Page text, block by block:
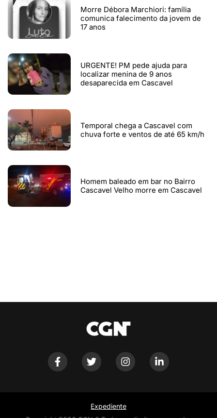
Morre Débora Marchiori: família
comunica falecimento da jovem de
17 anos
URGENTE! PM pede ajuda para
localizar menina de 9 anos
desaparecida em Cascavel
Temporal chega a Cascavel com
chuva forte e ventos de até 65 km/h
Homem baleado em bar no Bairro
Cascavel Velho morre em Cascavel
Expediente